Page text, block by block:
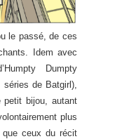
le passé, de ces
Idem avec
Dumpty
de Batgirl),
bijou, autant
plus
ceux du récit